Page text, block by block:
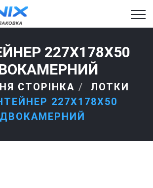
227X178X50
СТОРІНКА
ЛОТКИ
227X178X50
ДВОКАМЕРНИЙ